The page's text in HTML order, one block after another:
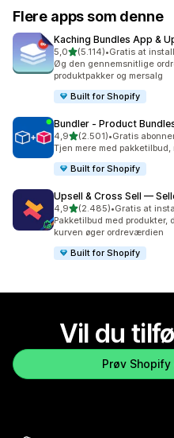
Flere apps som denne
Kaching Bundles App &
5,0ud af 5 stjerner
(5.114)
5114 anmeldelser i alt
•Gratis at
Øg den gennemsnitlige
produktpakker og mersalg
Built for Shopify
Bundler ‑ Product
4,9ud af 5 stjerner
(2.501)
2501 anmeldelser i alt
•Gratis
Tjen mere med
Built for Shopify
Upsell & Cross Sell —
4,9ud af 5 stjerner
(2.485)
2485 anmeldelser i alt
•Gratis at
Pakketilbud med produkter,
kurven øger ordreværdien
Built for Shopify
Vil du
Prøv